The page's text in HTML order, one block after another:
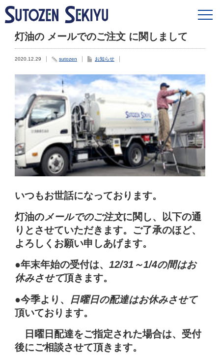
灯油の メールでのご注文 に関しまして
2020.12.29 sutozen お知らせ
いつもお世話になっております。
灯油のメールでのご注文に関し、以下の通
りとさせていただきます。ご了承のほど、
よろしくお願い申しあげます。
●年末年始の受付は、 12/31～1/4の間はお
休みさせて頂きます。
●今季より、
日曜日の配達はお休みさせて
頂いております。
日曜日配達をご指定された場合は、受付
後にご相談させて頂きます。